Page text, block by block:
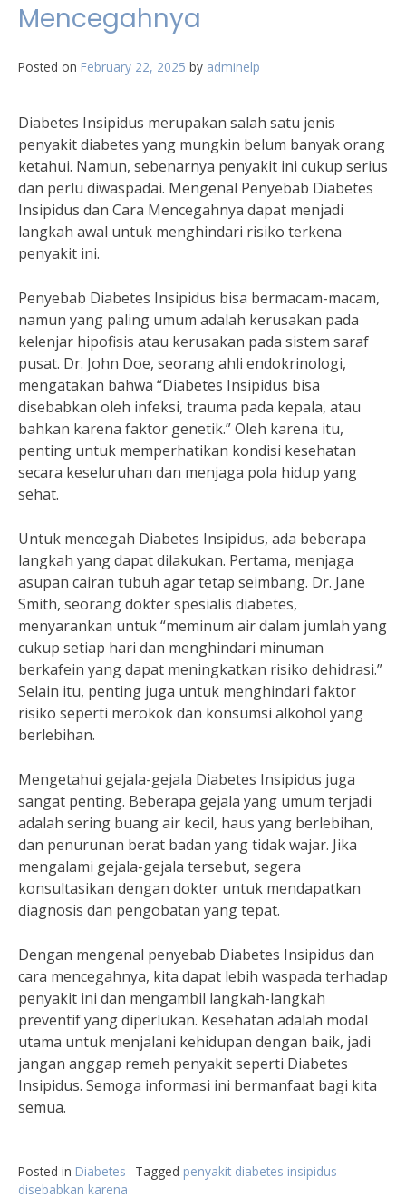
Mencegahnya
Posted on February 22, 2025 by adminelp
Diabetes Insipidus merupakan salah satu jenis
penyakit diabetes yang mungkin belum banyak orang
ketahui. Namun, sebenarnya penyakit ini cukup serius
dan perlu diwaspadai. Mengenal Penyebab Diabetes
Insipidus dan Cara Mencegahnya dapat menjadi
langkah awal untuk menghindari risiko terkena
penyakit ini.
Penyebab Diabetes Insipidus bisa bermacam-macam,
namun yang paling umum adalah kerusakan pada
kelenjar hipofisis atau kerusakan pada sistem saraf
pusat. Dr. John Doe, seorang ahli endokrinologi,
mengatakan bahwa “Diabetes Insipidus bisa
disebabkan oleh infeksi, trauma pada kepala, atau
bahkan karena faktor genetik.” Oleh karena itu,
penting untuk memperhatikan kondisi kesehatan
secara keseluruhan dan menjaga pola hidup yang
sehat.
Untuk mencegah Diabetes Insipidus, ada beberapa
langkah yang dapat dilakukan. Pertama, menjaga
asupan cairan tubuh agar tetap seimbang. Dr. Jane
Smith, seorang dokter spesialis diabetes,
menyarankan untuk “meminum air dalam jumlah yang
cukup setiap hari dan menghindari minuman
berkafein yang dapat meningkatkan risiko dehidrasi.”
Selain itu, penting juga untuk menghindari faktor
risiko seperti merokok dan konsumsi alkohol yang
berlebihan.
Mengetahui gejala-gejala Diabetes Insipidus juga
sangat penting. Beberapa gejala yang umum terjadi
adalah sering buang air kecil, haus yang berlebihan,
dan penurunan berat badan yang tidak wajar. Jika
mengalami gejala-gejala tersebut, segera
konsultasikan dengan dokter untuk mendapatkan
diagnosis dan pengobatan yang tepat.
Dengan mengenal penyebab Diabetes Insipidus dan
cara mencegahnya, kita dapat lebih waspada terhadap
penyakit ini dan mengambil langkah-langkah
preventif yang diperlukan. Kesehatan adalah modal
utama untuk menjalani kehidupan dengan baik, jadi
jangan anggap remeh penyakit seperti Diabetes
Insipidus. Semoga informasi ini bermanfaat bagi kita
semua.
Posted in Diabetes Tagged penyakit diabetes insipidus
disebabkan karena